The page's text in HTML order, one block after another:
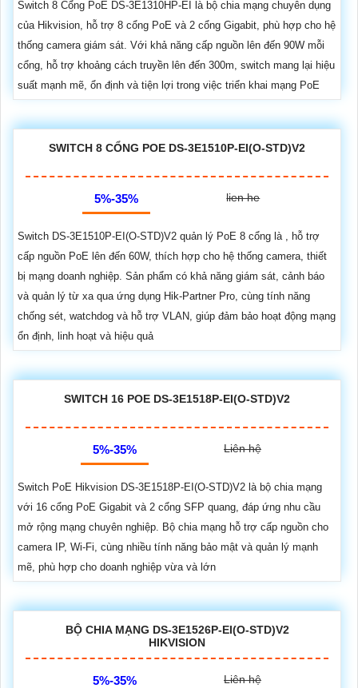
Switch 8 Cổng PoE DS-3E1310HP-EI là bộ chia mạng chuyên dụng
của Hikvision, hỗ trợ 8 cổng PoE và 2 cổng Gigabit, phù hợp cho hệ
thống camera giám sát. Với khả năng cấp nguồn lên đến 90W mỗi
cổng, hỗ trợ khoảng cách truyền lên đến 300m, switch mang lại hiệu
suất mạnh mẽ, ổn định và tiện lợi trong việc triển khai mạng PoE
SWITCH 8 CỔNG POE DS-3E1510P-EI(O-STD)V2
5%-35% lien he
Switch DS-3E1510P-EI(O-STD)V2 quản lý PoE 8 cổng là , hỗ trợ
cấp nguồn PoE lên đến 60W, thích hợp cho hệ thống camera, thiết
bị mạng doanh nghiệp. Sản phẩm có khả năng giám sát, cảnh báo
và quản lý từ xa qua ứng dụng Hik-Partner Pro, cùng tính năng
chống sét, watchdog và hỗ trợ VLAN, giúp đảm bảo hoạt động mạng
ổn định, linh hoạt và hiệu quả
SWITCH 16 POE DS-3E1518P-EI(O-STD)V2
5%-35% Liên hệ
Switch PoE Hikvision DS-3E1518P-EI(O-STD)V2 là bộ chia mạng
với 16 cổng PoE Gigabit và 2 cổng SFP quang, đáp ứng nhu cầu
mở rộng mạng chuyên nghiệp. Bộ chia mạng hỗ trợ cấp nguồn cho
camera IP, Wi-Fi, cùng nhiều tính năng bảo mật và quản lý mạnh
mẽ, phù hợp cho doanh nghiệp vừa và lớn
BỘ CHIA MẠNG DS-3E1526P-EI(O-STD)V2
HIKVISION
5%-35% Liên hệ